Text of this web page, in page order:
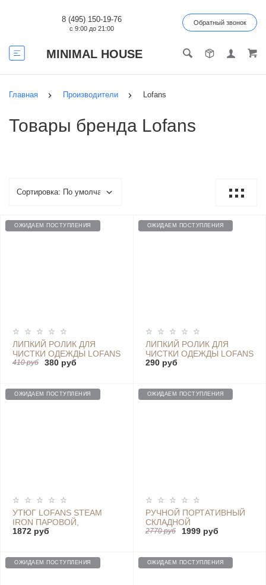
MINIMAL HOUSE
8 (495) 150-19-76
с 9:00 до 21:00
Обратный звонок
Главная Производители Lofans
Товары бренда Lofans
ОЖИДАЕМ ПОСТУПЛЕНИЯ
ЛИПКИЙ РОЛИК ДЛЯ
ЧИСТКИ ОДЕЖДЫ LOFANS
(РОЛИК + 1 СМЕННАЯ
410 руб 380 руб
ОЖИДАЕМ ПОСТУПЛЕНИЯ
ЛИПКИЙ РОЛИК ДЛЯ
ЧИСТКИ ОДЕЖДЫ LOFANS
(РОЛИК + 2 СМЕННЫХ
290 руб
ОЖИДАЕМ ПОСТУПЛЕНИЯ
УТЮГ LOFANS STEAM
IRON ПАРОВОЙ,
БЕСПРОВОДНОЙ
1872 руб
ОЖИДАЕМ ПОСТУПЛЕНИЯ
РУЧНОЙ ПОРТАТИВНЫЙ
СКЛАДНОЙ
ОТПАРИВАТЕЛЬ LOFANS
2770 руб 1999 руб
ОЖИДАЕМ ПОСТУПЛЕНИЯ ОЖИДАЕМ ПОСТУПЛЕНИЯ